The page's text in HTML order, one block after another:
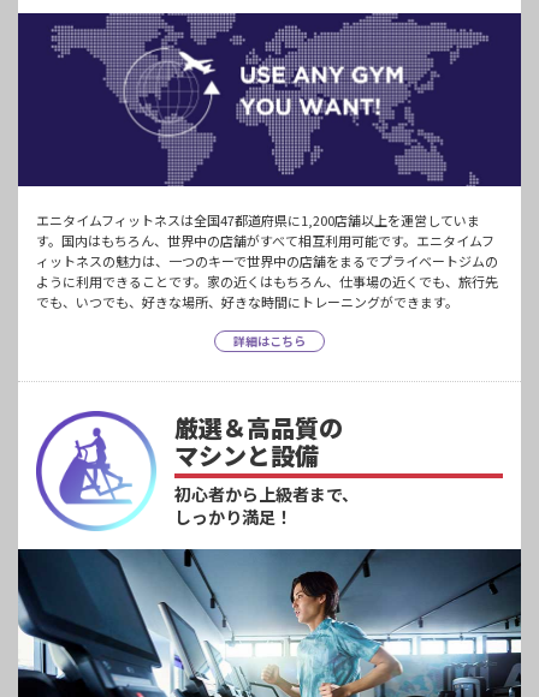
エニタイムフィットネスは全国47都道府県に1,200店舗以上を運営していま
す。国内はもちろん、世界中の店舗がすべて相互利用可能です。エニタイムフ
ィットネスの魅力は、一つのキーで世界中の店舗をまるでプライベートジムの
ように利用できることです。家の近くはもちろん、仕事場の近くでも、旅行先
でも、いつでも、好きな場所、好きな時間にトレーニングができます。
詳細はこちら
厳選＆高品質の
マシンと設備
初心者から上級者まで、
しっかり満足！